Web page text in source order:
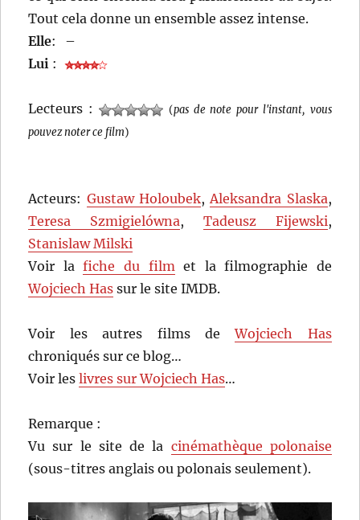
Tout cela donne un ensemble assez intense.
Elle:
–
Lui :
Lecteurs : (pas de note pour l'instant, vous
pouvez noter ce film)
Acteurs: Gustaw Holoubek,Aleksandra Slaska,
Teresa Szmigielówna, Tadeusz Fijewski,
Stanislaw Milski
Voir lafiche du filmet la filmographie de
Wojciech Has sur le site IMDB.
Voir les autres films deWojciech Has
chroniqués sur ce blog…
Voir leslivres sur Wojciech Has…
Remarque :
Vu sur le site de la cinémathèque polonaise
(sous-titres anglais ou polonais seulement).